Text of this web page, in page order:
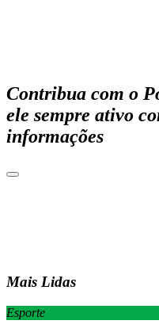
Contribua com o
ele sempre ativo
informações
Mais Lidas
Esporte